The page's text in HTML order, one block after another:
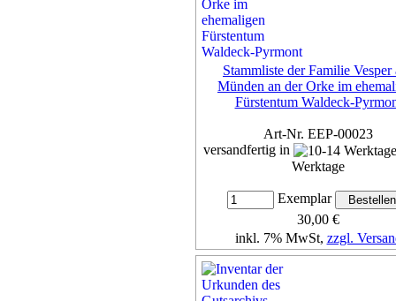
Stammliste der Familie Vesper
Münden an der Orke im
Fürstentum Waldeck-
Art-Nr. EEP-00023
versandfertig in
Werktage
Exemplar
30,00 €
inkl. 7% MwSt, zzgl.